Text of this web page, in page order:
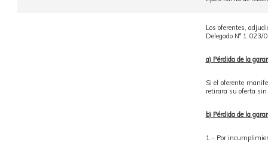
Los oferentes,
Delegado N°
a) Pérdida de la
Si el oferente
retirara su oferta
b) Pérdida de la
1.- Por